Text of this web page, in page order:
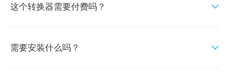
这个转换器需要付费吗？
需要安装什么吗？